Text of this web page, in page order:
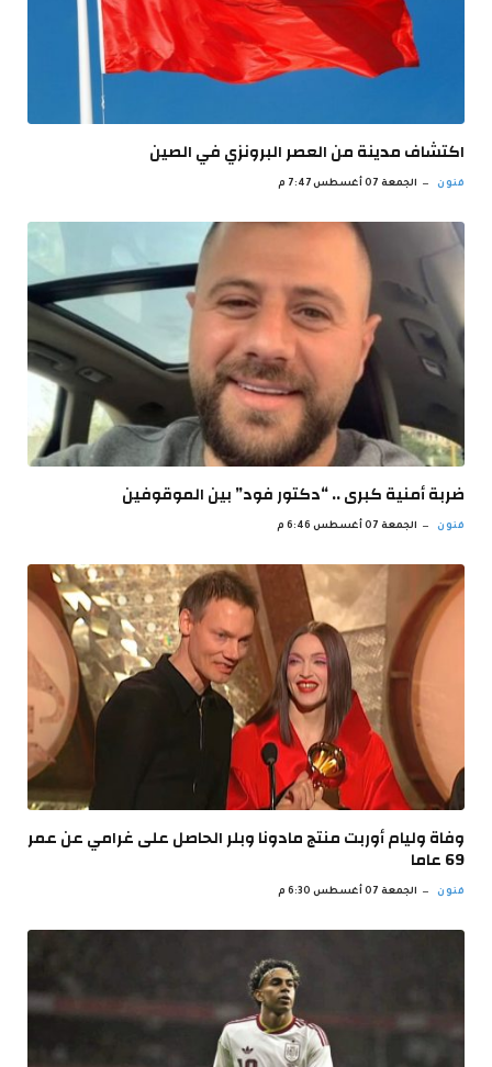
اكتشاف مدينة من العصر البرونزي في الصين
فنون الجمعة 07 أغسطس 7:47 م
ضربة أمنية كبرى .. “دكتور فود” بين الموقوفين
فنون الجمعة 07 أغسطس 6:46 م
وفاة وليام أوربت منتج مادونا وبلر الحاصل على غرامي عن عمر
69 عاما
فنون الجمعة 07 أغسطس 6:30 م